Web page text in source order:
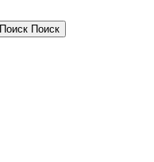
Поиск Поиск